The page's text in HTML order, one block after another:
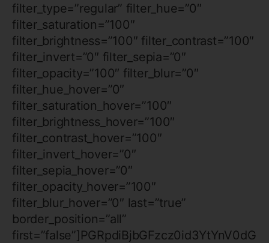
filter_type=”regular” filter_hue=”0″
filter_saturation=”100″
filter_brightness=”100″ filter_contrast=”100″
filter_invert=”0″ filter_sepia=”0″
filter_opacity=”100″ filter_blur=”0″
filter_hue_hover=”0″
filter_saturation_hover=”100″
filter_brightness_hover=”100″
filter_contrast_hover=”100″
filter_invert_hover=”0″
filter_sepia_hover=”0″
filter_opacity_hover=”100″
filter_blur_hover=”0″ last=”true”
border_position=”all”
first=”false”]PGRpdiBjbGFzcz0id3YtYnV0dG